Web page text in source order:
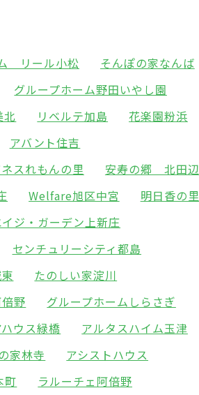
リール小松
そんぽの家なんば
グループホーム野田いやし園
北 リベルテ加島
花楽園粉浜
アバント住吉
スれもんの里
安寿の郷 北田辺
Welfare旭区中宮
明日香の里
イジ・ガーデン上新庄
センチュリーシティ都島
たのしい家淀川
野
グループホームしらさぎ
ウス緑橋
アルタスハイム玉津
家林寺
アシストハウス
町
ラルーチェ阿倍野